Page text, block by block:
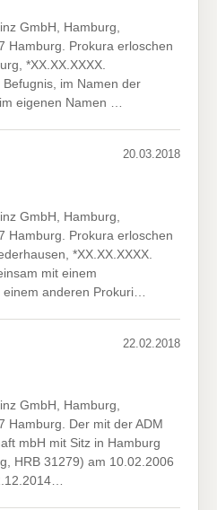
GmbH, Hamburg,
Hamburg. Prokura erloschen
*XX.XX.XXXX.
im Namen der
eigenen Namen …
20.03.2018
GmbH, Hamburg,
Hamburg. Prokura erloschen
*XX.XX.XXXX.
mit einem
anderen Prokuri…
22.02.2018
GmbH, Hamburg,
Hamburg. Der mit der ADM
mbH mit Sitz in Hamburg
HRB 31279) am 10.02.2006